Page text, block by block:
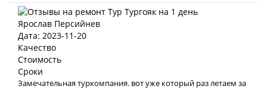
Ярослав Персийнев
Дата: 2023-11-20
Качество
Стоимость
Сроки
Замечательная туркомпания. вот уже который раз летаем за